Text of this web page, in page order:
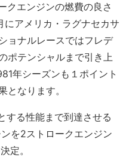
クエンジンの燃費の良さ
にアメリカ・ラグナセカサ
ョナルレースではフレデ
ポテンシャルまで引き上
年シーズンも１ポイント
となります。
する性能まで到達させる
を2ストロークエンジン
定。